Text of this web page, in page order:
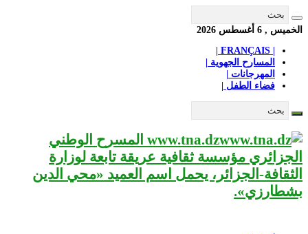
الخميس , 6 أغسطس 2026
المسارح الجهوية |
المهرجانات |
فضاء الطفل |
www.tna.dz المسرح الوطني
الجزائري مؤسسة ثقافية عريقة تابعة لوزارة
الثقافة-الجزائر، يحمل اسم العميد «محي الدين
بشطارزي».